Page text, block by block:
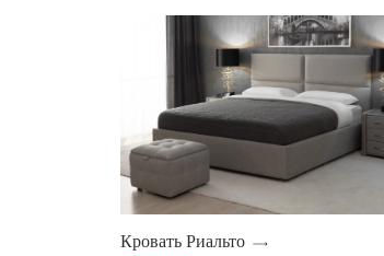
Кровать Риальто